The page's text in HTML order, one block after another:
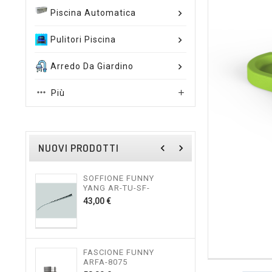
Piscina Automatica
Pulitori Piscina
Arredo Da Giardino
Più 
NUOVI PRODOTTI navigate_before navigate_next
SOFFIONE FUNNY
YANG AR-TU-SF-
FINITO
43,00 €Prezzo
FASCIONE FUNNY
ARFA-8075